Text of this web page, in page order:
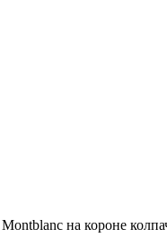
на короне